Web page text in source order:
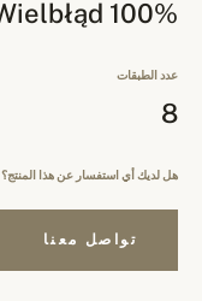
100% Wielbłąd
عدد الطبقات
8
هل لديك أي استفسار عن هذا المنتج؟
تواصل معنا